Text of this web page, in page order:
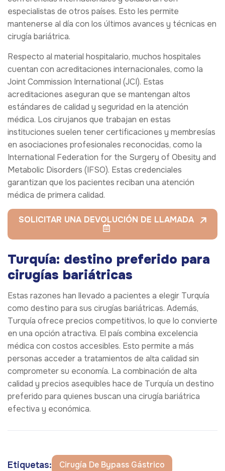
especialistas de otros países. Esto les permite
mantenerse al día con los últimos avances y técnicas en
cirugía bariátrica.
Respecto al material hospitalario, muchos hospitales
cuentan con acreditaciones internacionales, como la
Joint Commission International (JCI). Estas
acreditaciones aseguran que se mantengan altos
estándares de calidad y seguridad en la atención
médica. Los cirujanos que trabajan en estas
instituciones suelen tener certificaciones y membresías
en asociaciones profesionales reconocidas, como la
International Federation for the Surgery of Obesity and
Metabolic Disorders (IFSO). Estas credenciales
garantizan que los pacientes reciban una atención
médica de primera calidad.
SOLICITAR UNA DEVOLUCIÓN DE LLAMADA
Turquía: destino preferido para
cirugías bariátricas
Estas razones han llevado a pacientes a elegir Turquía
como destino para sus cirugías bariátricas. Además,
Turquía ofrece precios competitivos, lo que lo convierte
en una opción atractiva. El país combina excelencia
médica con costos accesibles. Esto permite a más
personas acceder a tratamientos de alta calidad sin
comprometer su economía. La combinación de alta
calidad y precios asequibles hace de Turquía un destino
preferido para quienes buscan una cirugía bariátrica
efectiva y económica.
Etiquetas: Cirugía De Bypass Gástrico